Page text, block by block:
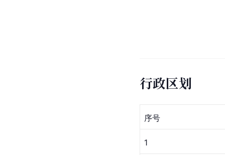
行政区划
序号
1